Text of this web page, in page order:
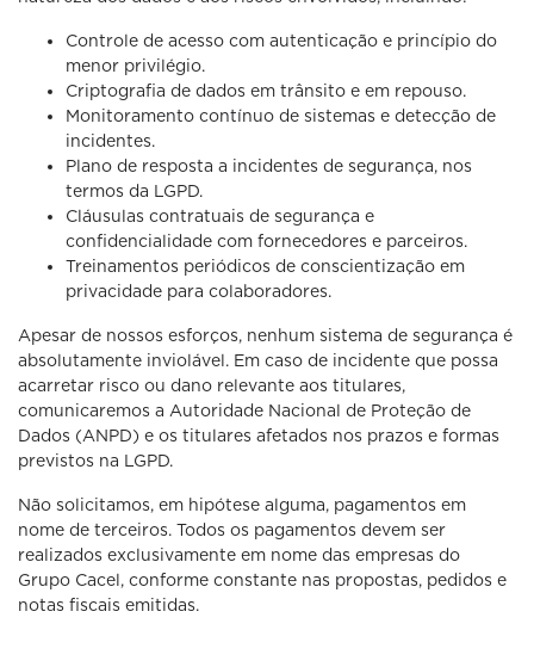
Controle de acesso com autenticação e princípio do
menor privilégio.
Criptografia de dados em trânsito e em repouso.
Monitoramento contínuo de sistemas e detecção de
incidentes.
Plano de resposta a incidentes de segurança, nos
termos da LGPD.
Cláusulas contratuais de segurança e
confidencialidade com fornecedores e parceiros.
Treinamentos periódicos de conscientização em
privacidade para colaboradores.
Apesar de nossos esforços, nenhum sistema de segurança é
absolutamente inviolável. Em caso de incidente que possa
acarretar risco ou dano relevante aos titulares,
comunicaremos a Autoridade Nacional de Proteção de
Dados (ANPD) e os titulares afetados nos prazos e formas
previstos na LGPD.
Não solicitamos, em hipótese alguma, pagamentos em
nome de terceiros. Todos os pagamentos devem ser
realizados exclusivamente em nome das empresas do
Grupo Cacel, conforme constante nas propostas, pedidos e
notas fiscais emitidas.